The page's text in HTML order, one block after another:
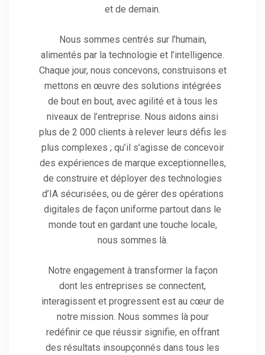
et de demain.
Nous sommes centrés sur l’humain,
alimentés par la technologie et l’intelligence.
Chaque jour, nous concevons, construisons et
mettons en œuvre des solutions intégrées
de bout en bout, avec agilité et à tous les
niveaux de l’entreprise. Nous aidons ainsi
plus de 2 000 clients à relever leurs défis les
plus complexes ; qu’il s’agisse de concevoir
des expériences de marque exceptionnelles,
de construire et déployer des technologies
d’IA sécurisées, ou de gérer des opérations
digitales de façon uniforme partout dans le
monde tout en gardant une touche locale,
nous sommes là.
Notre engagement à transformer la façon
dont les entreprises se connectent,
interagissent et progressent est au cœur de
notre mission. Nous sommes là pour
redéfinir ce que réussir signifie, en offrant
des résultats insoupçonnés dans tous les